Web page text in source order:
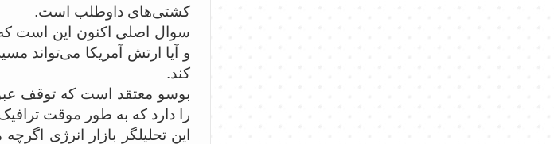
کشتی‌های داوطلب است.
سوال اصلی اکنون این است
و آیا ارتش آمریکا می‌تواند
کند.
بوسو معتقد است که توقف
را دارد که به طور موقت
این تحلیلگر بازار انرژی